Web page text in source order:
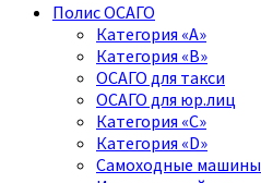
Полис ОСАГО
Категория «A»
Категория «B»
ОСАГО для такси
ОСАГО для юр.лиц
Категория «C»
Категория «D»
Самоходные машины